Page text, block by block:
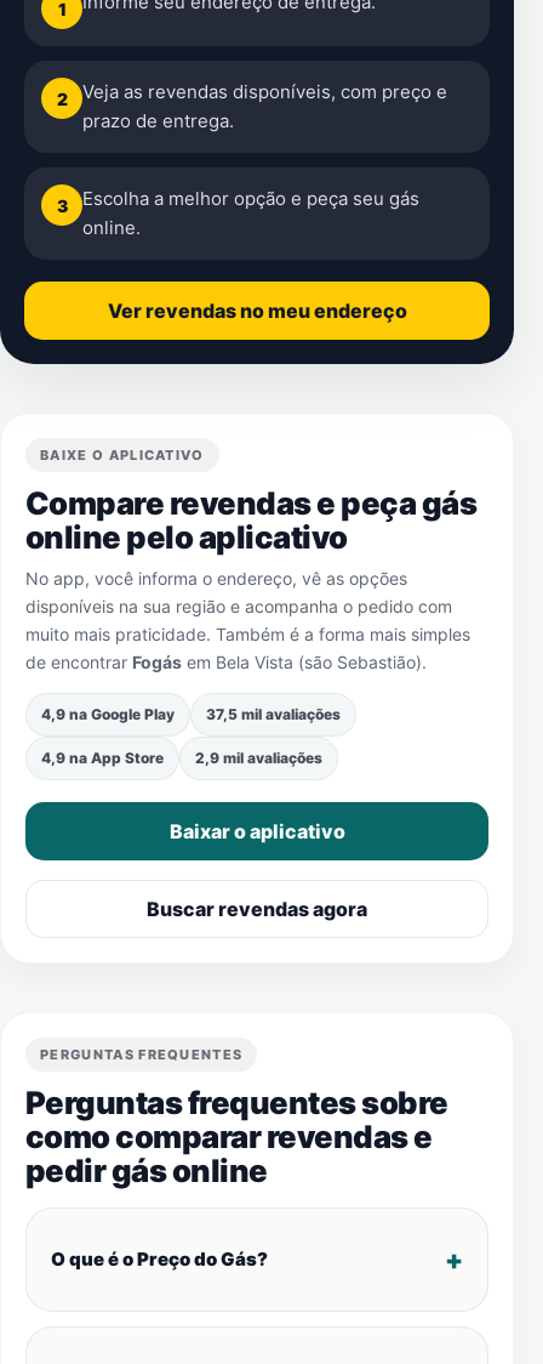
1
2
Veja as revendas disponíveis, com preço e
prazo de entrega.
3
Escolha a melhor opção e peça seu gás
online.
Ver revendas no meu endereço
BAIXE O APLICATIVO
Compare revendas e peça gás
online pelo aplicativo
No app, você informa o endereço, vê as opções
disponíveis na sua região e acompanha o pedido com
muito mais praticidade. Também é a forma mais simples
de encontrar Fogás em Bela Vista (são Sebastião).
4,9 na Google Play 37,5 mil avaliações
4,9 na App Store 2,9 mil avaliações
Baixar o aplicativo
Buscar revendas agora
PERGUNTAS FREQUENTES
Perguntas frequentes sobre
como comparar revendas e
pedir gás online
O que é o Preço do Gás?